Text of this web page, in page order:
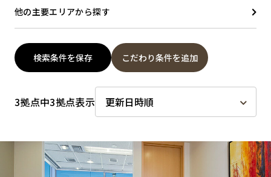
駅・路線から探す
地図から探す
キャンペーンから探す
他の主要エリアから探す
検索条件を保存 こだわり条件を追加
3拠点中3拠点表示